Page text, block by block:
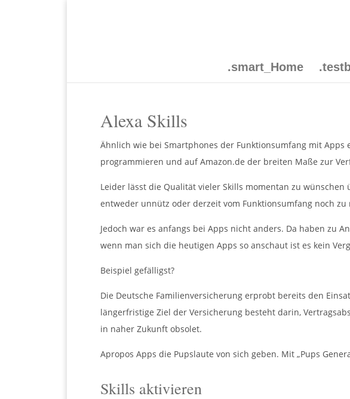
.smart_Home
Alexa Skills
Ähnlich wie bei Smartphones der Funktionsumfang mit Apps
programmieren und auf Amazon.de der breiten Maße zur
Leider lässt die Qualität vieler Skills momentan zu
entweder unnütz oder derzeit vom Funktionsumfang noch
Jedoch war es anfangs bei Apps nicht anders. Da haben zu
wenn man sich die heutigen Apps so anschaut ist es kein
Beispiel gefälligst?
Die Deutsche Familienversicherung erprobt bereits den
längerfristige Ziel der Versicherung besteht darin,
in naher Zukunft obsolet.
Apropos Apps die Pupslaute von sich geben. Mit „Pups
Skills aktivieren